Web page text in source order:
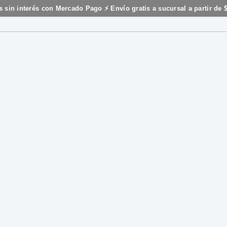
sin interés con Mercado Pago ⚡ Envío gratis a sucursal a partir de